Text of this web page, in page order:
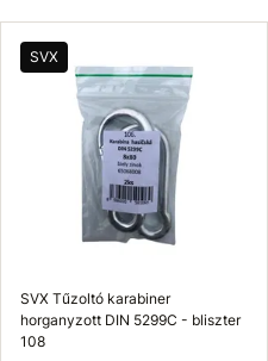
SVX
SVX Tűzoltó karabiner
horganyzott DIN 5299C - bliszter
108